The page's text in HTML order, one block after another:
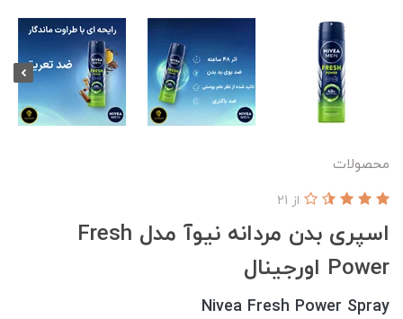
محصولات
اسپری بدن مردانه نیوآ مدل Fresh
Power اورجینال
از 21
Nivea Fresh Power Spray